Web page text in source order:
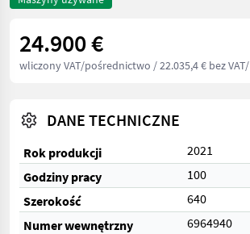
24.900 €
wliczony VAT/pośrednictwo / 22.035,4 € bez
DANE TECHNICZNE
Rok produkcji
2021
Godziny pracy
100
Szerokość
640
Numer wewnętrzny
6964940